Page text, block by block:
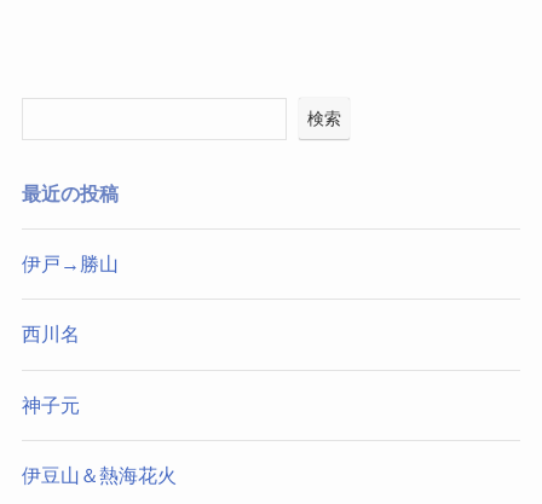
検索
最近の投稿
伊戸→勝山
西川名
神子元
伊豆山＆熱海花火